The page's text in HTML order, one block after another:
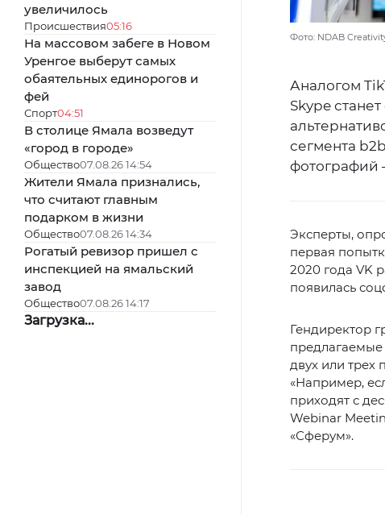
увеличилось
Происшествия05:16
На массовом забеге в Новом
Уренгое выберут самых
обаятельных единорогов и
фей
Спорт04:51
В столице Ямала возведут
«город в городе»
Общество07.08.26 14:54
Жители Ямала признались,
что считают главным
подарком в жизни
Общество07.08.26 14:34
Рогатый ревизор пришел с
инспекцией на ямальский
завод
Общество07.08.26 14:17
Загрузка...
Фото: NDAB
Аналогом
Skype
сегмента
фотографий
Эксперты,
первая
2020 года VK
появилась
Гендиректор
двух или трех
«Например,
приходят с
Webinar
«Сферум».